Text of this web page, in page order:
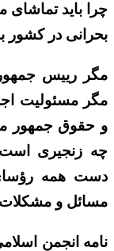
چرا باید تماشای
بحرانی در کشور
مگر رییس
مگر مسئولیت
و حقوق جمهور
چه زنجیری است
دست همه
مسائل و مشکلات
نامه انجمن